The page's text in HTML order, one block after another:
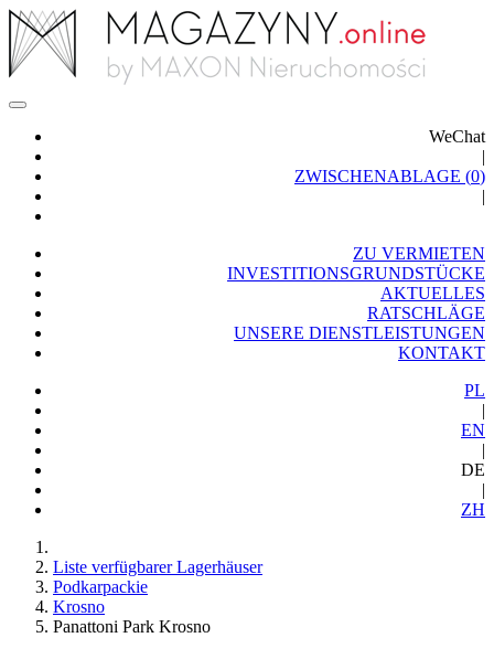
WeChat
|
ZWISCHENABLAGE (0)
|
ZU VERMIETEN
INVESTITIONSGRUNDSTÜCKE
AKTUELLES
RATSCHLÄGE
UNSERE DIENSTLEISTUNGEN
KONTAKT
PL
|
EN
|
DE
|
ZH
Liste verfügbarer Lagerhäuser
Podkarpackie
Krosno
Panattoni Park Krosno